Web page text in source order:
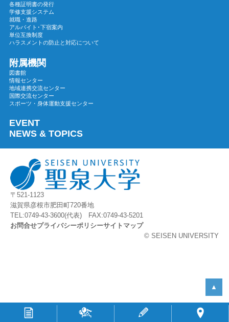
2023年10月
2023年09月
2023年08月
2023年07月
2023年06月
2023年05月
2023年04月
2023年03月
2023年01月
2022年11月
2022年10月
2022年09月
2022年08月
2022年07月
2022年06月
▲
各種証明書の発行
学修支援システム
就職・進路
アルバイト･下宿案内
単位互換制度
ハラスメントの防止と対応について
附属機関
図書館
情報センター
地域連携交流センター
国際交流センター
スポーツ・身体運動支援センター
EVENT
NEWS & TOPICS
〒521-1123
滋賀県彦根市肥田町720番地
TEL:0749-43-3600(代表) FAX:0749-43-5201
お問合せプライバシーポリシーサイトマップ
© SEISEN UNIVERSITY